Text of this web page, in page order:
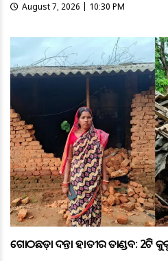
August 7, 2026 | 10:30 PM
ଗୋଠଛଡ଼ା ଦନ୍ତା ହାତୀର ତାଣ୍ଡବ: 2ଟି